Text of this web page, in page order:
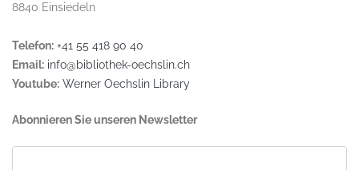
8840 Einsiedeln
Telefon: +41 55 418 90 40
Email: info@bibliothek-oechslin.ch
Youtube: Werner Oechslin Library
Abonnieren Sie unseren Newsletter